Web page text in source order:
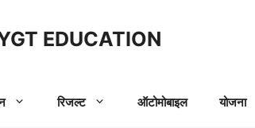
EDUCATION
रिजल्ट ऑटोमोबाइल योजना